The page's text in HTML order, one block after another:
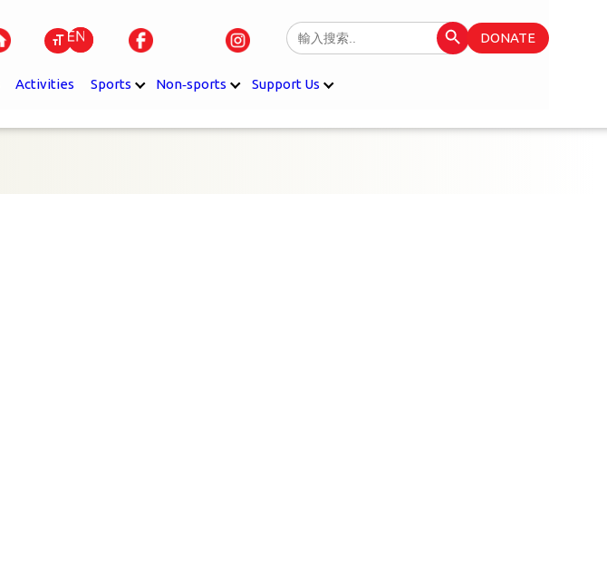
Search
for:
Search Button
DONATE
Activities Sports Non‐sports Support Us